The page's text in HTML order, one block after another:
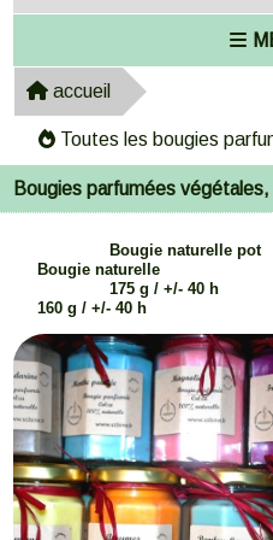
accueil
Toutes les bougies
Bougies parfumées
Bougie
Bougie naturelle
175 g /
160 g / +/-